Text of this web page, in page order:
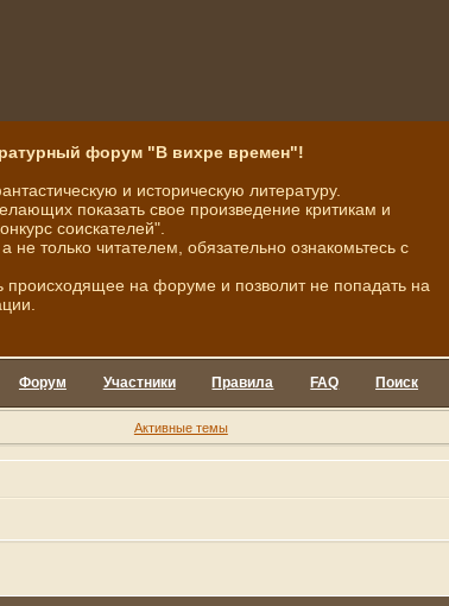
форум "В вихре времен"!
и историческую литературу.
показать свое произведение критикам и
соискателей".
не только читателем, обязательно ознакомьтесь с
на форуме и позволит не попадать на
Форум Участники Правила FAQ Поиск
Активные темы